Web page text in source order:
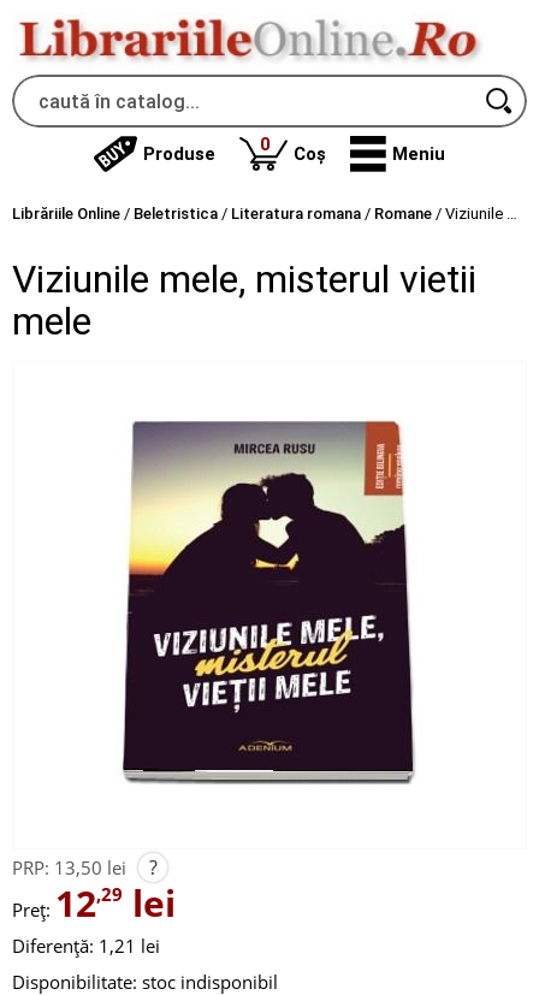
Produse 0produse
Coș Meniu
Librăriile Online / Beletristica / Literatura romana / Romane / Viziunile mele, misterul vietii mele
Viziunile mele, misterul vietii
mele
PRP: 13,50 lei ?
Preț: 12,29 lei
Diferență: 1,21 lei
Disponibilitate: stoc indisponibil